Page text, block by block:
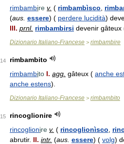
rimbambire v. ( rimbambìsco
(aus. essere) ( perdere lucidità)
III. prnl. rimbambirsi devenir gâteux
Dizionario Italiano-Francese > rimbambire
14
rimbambito
rimbambito I. agg. gâteux ( anche
anche estens).
Dizionario Italiano-Francese > rimbambito
15
rincoglionire
rincoglionire v. ( rincoglionìsco
abrutir. II. intr. (aus. essere) ( volg)